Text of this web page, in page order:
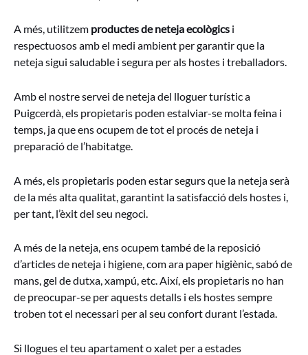
A més, utilitzem productes de neteja ecològics i
respectuosos amb el medi ambient per garantir que la
neteja sigui saludable i segura per als hostes i treballadors.
Amb el nostre servei de neteja del lloguer turístic a
Puigcerdà, els propietaris poden estalviar-se molta feina i
temps, ja que ens ocupem de tot el procés de neteja i
preparació de l’habitatge.
A més, els propietaris poden estar segurs que la neteja serà
de la més alta qualitat, garantint la satisfacció dels hostes i,
per tant, l’èxit del seu negoci.
A més de la neteja, ens ocupem també de la reposició
d’articles de neteja i higiene, com ara paper higiènic, sabó de
mans, gel de dutxa, xampú, etc. Així, els propietaris no han
de preocupar-se per aquests detalls i els hostes sempre
troben tot el necessari per al seu confort durant l’estada.
Si llogues el teu apartament o xalet per a estades